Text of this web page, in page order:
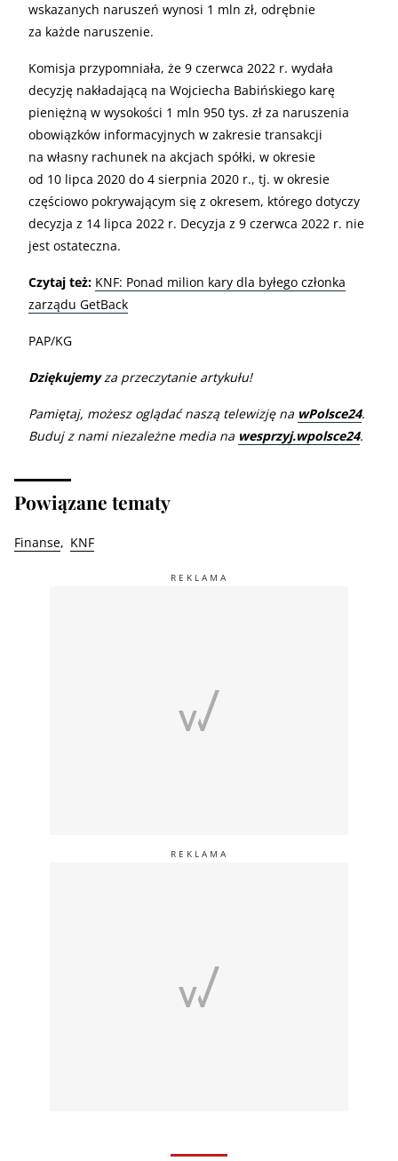
wskazanych naruszeń wynosi 1 mln zł, odrębnie
za każde naruszenie.
Komisja przypomniała, że 9 czerwca 2022 r. wydała
decyzję nakładającą na Wojciecha Babińskiego karę
pieniężną w wysokości 1 mln 950 tys. zł za naruszenia
obowiązków informacyjnych w zakresie transakcji
na własny rachunek na akcjach spółki, w okresie
od 10 lipca 2020 do 4 sierpnia 2020 r., tj. w okresie
częściowo pokrywającym się z okresem, którego dotyczy
decyzja z 14 lipca 2022 r. Decyzja z 9 czerwca 2022 r. nie
jest ostateczna.
Czytaj też: KNF: Ponad milion kary dla byłego członka
zarządu GetBack
PAP/KG
Dziękujemyza przeczytanie artykułu!
Pamiętaj, możesz oglądać naszą telewizję na wPolsce24.
Buduj z nami niezależne media na wesprzyj.wpolsce24.
Powiązane tematy
Finanse KNF